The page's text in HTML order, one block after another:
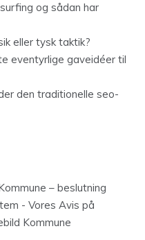
og sådan har
eller tysk taktik?
eventyrlige gaveidéer til
den traditionelle seo-
– beslutning
- Vores Avis på
Kommune